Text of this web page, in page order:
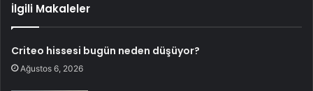
İlgili Makaleler
Criteo hissesi bugün neden düşüyor?
Ağustos 6, 2026